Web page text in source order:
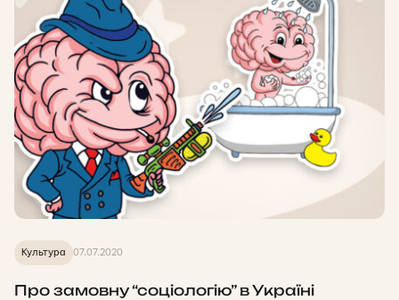
Культура 07.07.2020
Про замовну “соціологію” в Україні